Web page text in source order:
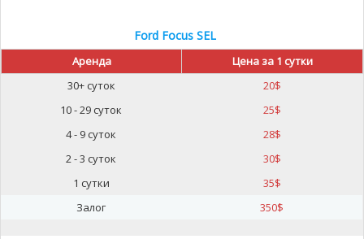
Ford Focus SEL
Аренда
Цена за 1 сутки
30+ суток
20$
10 - 29 суток
25$
4 - 9 суток
28$
2 - 3 суток
30$
1 сутки
35$
Залог
350$